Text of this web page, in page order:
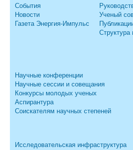
События
Новости
Газета Энергия-Импульс
Ученый
Структура
Научные конференции
Научные сессии и совещания
Конкурсы молодых ученых
Аспирантура
Соискателям научных степеней
Исследовательская инфраструктура